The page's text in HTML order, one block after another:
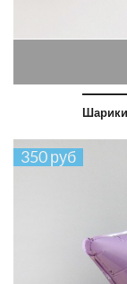
Шарики
350 руб